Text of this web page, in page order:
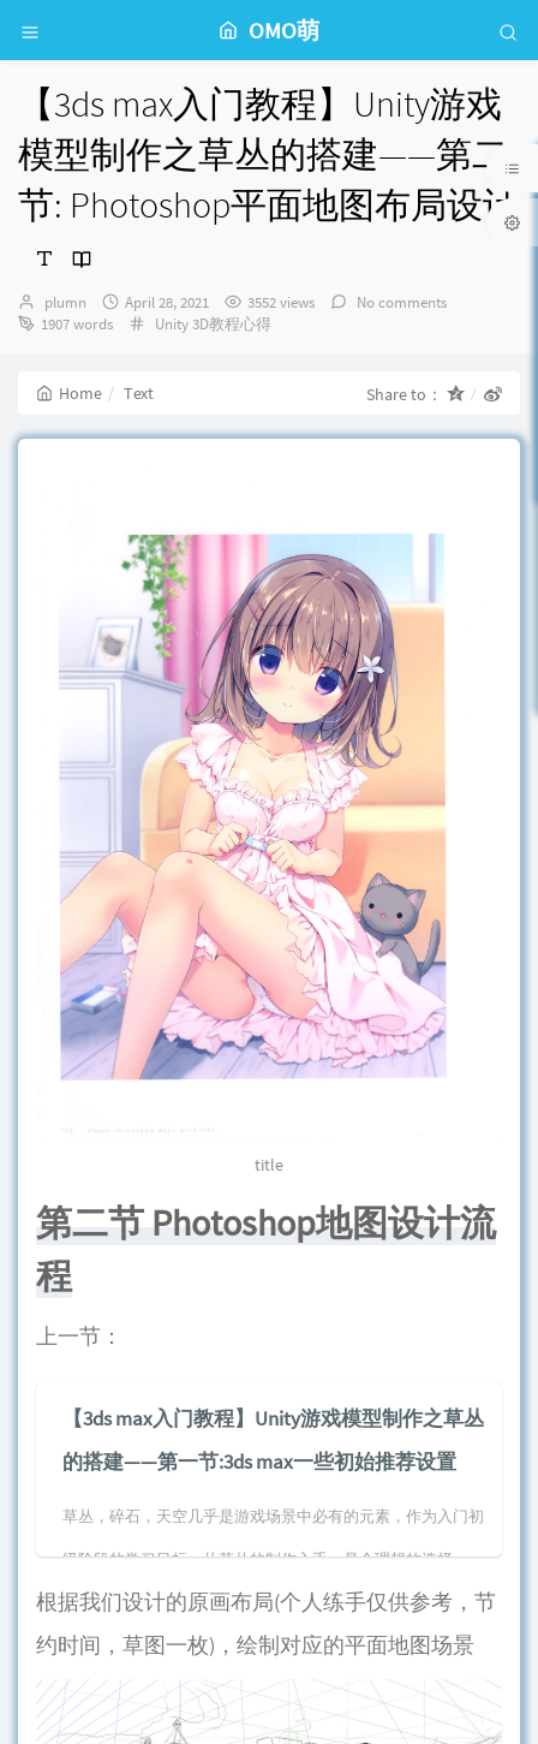
OMO萌
【3ds max入门教程】Unity游戏
模型制作之草丛的搭建——第二
节: Photoshop平面地图布局设计
Author：
plumn
发
布
April 28, 2021 3552 views
No comments
1907 words
Categories：
Unity 3D教程心得
Home Text Share to：
title
第二节 Photoshop地图设计流
程
上一节：
【3ds max入门教程】Unity游戏模型制作之草丛
的搭建——第一节:3ds max一些初始推荐设置
草丛，碎石，天空几乎是游戏场景中必有的元素，作为入门初
级阶段的学习目标，从草丛的制作入手，是个理想的选择，一
套不错...
根据我们设计的原画布局(个人练手仅供参考，节
约时间，草图一枚)，绘制对应的平面地图场景